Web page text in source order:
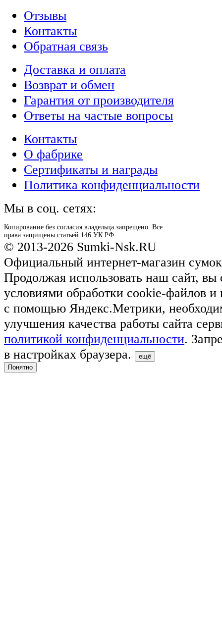
Отзывы
Контакты
Обратная связь
Доставка и оплата
Возврат и обмен
Гарантия от производителя
Ответы на частые вопросы
Контакты
О фабрике
Сертификаты и награды
Политика конфиденциальности
Мы в соц. сетях:
Копирование без согласия владельца запрещено. Все
права защищены статьей 146 УК РФ.
© 2013-2026 Sumki-Nsk.RU
Официальный интернет-магазин
Продолжая использовать наш сайт, вы
условиями обработки cookie-файлов и
с помощью Яндекс.Метрики,
улучшения качества работы сайта
политикой конфиденциальности.
в настройках браузера.
ещё
Понятно